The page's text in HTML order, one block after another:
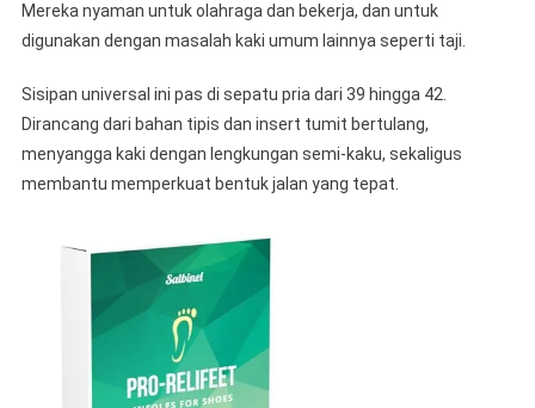
Mereka nyaman untuk olahraga dan bekerja, dan untuk
digunakan dengan masalah kaki umum lainnya seperti taji.
Sisipan universal ini pas di sepatu pria dari 39 hingga 42.
Dirancang dari bahan tipis dan insert tumit bertulang,
menyangga kaki dengan lengkungan semi-kaku, sekaligus
membantu memperkuat bentuk jalan yang tepat.